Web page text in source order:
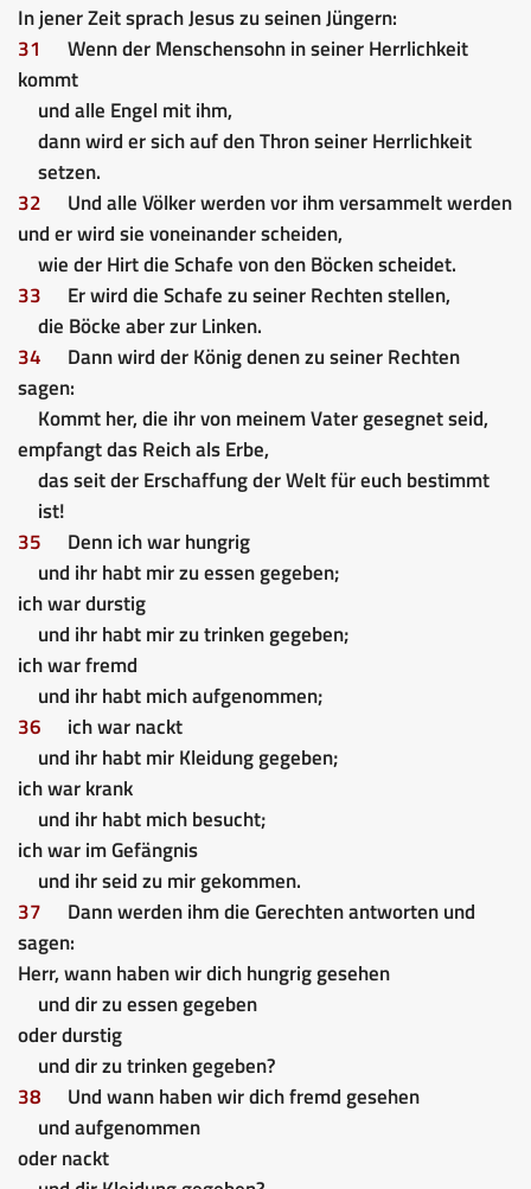
In jener Zeit sprach Jesus zu seinen Jüngern:
31
Wenn der Menschensohn in seiner Herrlichkeit
kommt
und alle Engel mit ihm,
dann wird er sich auf den Thron seiner Herrlichkeit
setzen.
32
Und alle Völker werden vor ihm versammelt werden
und er wird sie voneinander scheiden,
wie der Hirt die Schafe von den Böcken scheidet.
33
Er wird die Schafe zu seiner Rechten stellen,
die Böcke aber zur Linken.
34
Dann wird der König denen zu seiner Rechten
sagen:
Kommt her, die ihr von meinem Vater gesegnet seid,
empfangt das Reich als Erbe,
das seit der Erschaffung der Welt für euch bestimmt
ist!
35
Denn ich war hungrig
und ihr habt mir zu essen gegeben;
ich war durstig
und ihr habt mir zu trinken gegeben;
ich war fremd
und ihr habt mich aufgenommen;
36
ich war nackt
und ihr habt mir Kleidung gegeben;
ich war krank
und ihr habt mich besucht;
ich war im Gefängnis
und ihr seid zu mir gekommen.
37
Dann werden ihm die Gerechten antworten und
sagen:
Herr, wann haben wir dich hungrig gesehen
und dir zu essen gegeben
oder durstig
und dir zu trinken gegeben?
38
Und wann haben wir dich fremd gesehen
und aufgenommen
oder nackt